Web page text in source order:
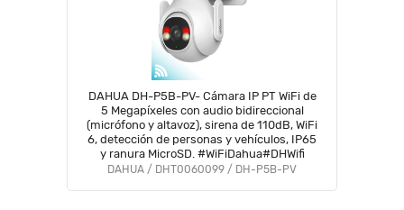
DAHUA DH-P5B-PV- Cámara IP PT WiFi de
5 Megapíxeles con audio bidireccional
(micrófono y altavoz), sirena de 110dB, WiFi
6, detección de personas y vehículos, IP65
y ranura MicroSD. #WiFiDahua#DHWifi
DAHUA / DHT0060099 / DH-P5B-PV